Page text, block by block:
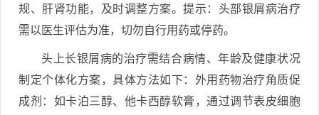
规、肝肾功能，及时调整方案。提示：头部银屑病治疗
需以医生评估为准，切勿自行用药或停药。
头上长银屑病的治疗需结合病情、年龄及健康状况
制定个体化方案，具体方法如下：外用药物治疗角质促
成剂：如卡泊三醇、他卡西醇软膏，通过调节表皮细胞